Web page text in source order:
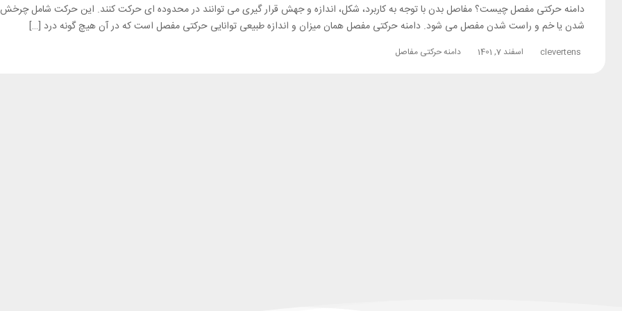
دامنه حرکتی مفصل چیست؟ مفاصل بدن با توجه به کاربرد، شکل، اندازه و جهش قرار گیری می توانند در محدوده ای حرکت کنند. این حرکت شامل
شدن یا خم و راست شدن مفصل می شود. دامنه حرکتی مفصل همان میزان و اندازه طبیعی توانایی حرکتی مفصل است که در آن هیچ گونه درد […]
clevertens اسفند 7, 1401 دامنه حرکتی مفاصل